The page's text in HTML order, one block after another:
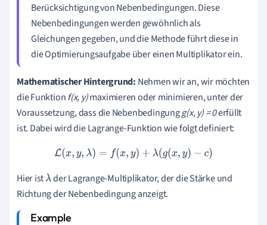
Berücksichtigung von Nebenbedingungen. Diese
Nebenbedingungen werden gewöhnlich als
Gleichungen gegeben, und die Methode führt diese in
die Optimierungsaufgabe über einen Multiplikator ein.
Mathematischer Hintergrund: Nehmen wir an, wir möchten
die Funktionf(x, y)maximieren oder minimieren, unter der
Voraussetzung, dass die Nebenbedingungg(x, y) = 0erfüllt
ist. Dabei wird die Lagrange-Funktion wie folgt definiert:
L(x ,y,λ )=f(x,y)+ λ(g(x,y)−c)
Hier istλ der Lagrange-Multiplikator, der die Stärke und
Richtung der Nebenbedingung anzeigt.